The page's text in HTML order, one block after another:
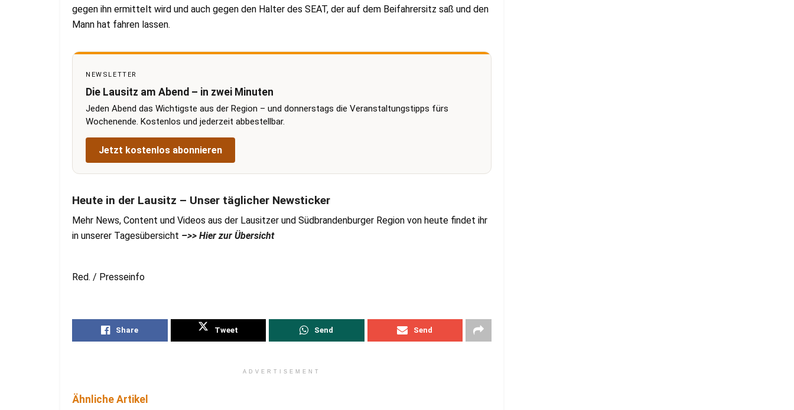
gegen ihn ermittelt wird und auch gegen den Halter des SEAT, der auf dem Beifahrersitz saß und den
Mann hat fahren lassen.
NEWSLETTER
Die Lausitz am Abend – in zwei Minuten
Jeden Abend das Wichtigste aus der Region – und donnerstags die Veranstaltungstipps fürs
Wochenende. Kostenlos und jederzeit abbestellbar.
Jetzt kostenlos abonnieren
Heute in der Lausitz – Unser täglicher Newsticker
Mehr News, Content und Videos aus der Lausitzer und Südbrandenburger Region von heute findet ihr
in unserer Tagesübersicht –>> Hier zur Übersicht
Red. / Presseinfo
Share Tweet Send Send
ADVERTISEMENT
Ähnliche Artikel